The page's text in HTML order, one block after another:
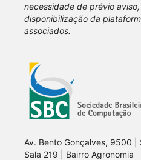
necessidade de prévio
disponibilização da
associados.
Av. Bento Gonçalves, 9500 |
Sala 219 | Bairro Agronomia